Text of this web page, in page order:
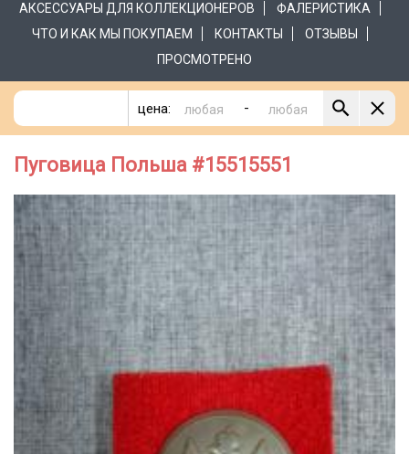
АКСЕССУАРЫ ДЛЯ КОЛЛЕКЦИОНЕРОВ
ФАЛЕРИСТИКА
ЧТО И КАК МЫ ПОКУПАЕМ
КОНТАКТЫ
ОТЗЫВЫ
ПРОСМОТРЕНО
цена: -
Пуговица Польша #15515551